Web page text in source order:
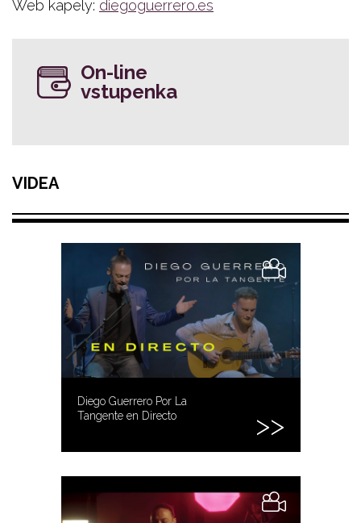
Web kapely: diegoguerrero.es
On-line
vstupenka
VIDEA
Diego Guerrero Por La
Tangente en Directo